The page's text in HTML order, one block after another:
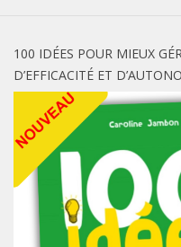
100 IDÉES POUR MIEUX
D’EFFICACITÉ ET